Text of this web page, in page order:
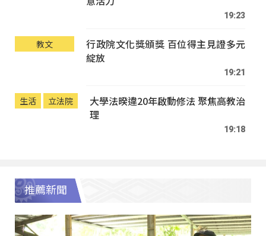
19:23
教文
行政院文化獎頒獎 百位得主見證多元
綻放
19:21
生活 立法院
大學法暌違20年啟動修法 聚焦高教治
理
19:18
推薦新聞